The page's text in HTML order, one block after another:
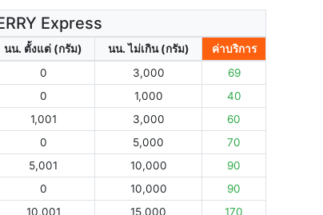
Express
นน. ตั้งแต่ (กรัม) นน. ไม่เกิน (กรัม)
ค่าบริการ
0 3,000
69
0 1,000
40
1,001 3,000
60
0 5,000
70
5,001 10,000
90
0 10,000
90
10,001 15,000
170